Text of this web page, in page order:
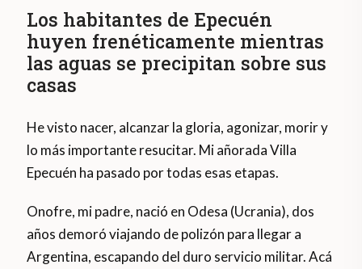
Los habitantes de Epecuén
huyen frenéticamente mientras
las aguas se precipitan sobre sus
casas
He visto nacer, alcanzar la gloria, agonizar, morir y
lo más importante resucitar. Mi añorada Villa
Epecuén ha pasado por todas esas etapas.
Onofre, mi padre, nació en Odesa (Ucrania), dos
años demoró viajando de polizón para llegar a
Argentina, escapando del duro servicio militar. Acá